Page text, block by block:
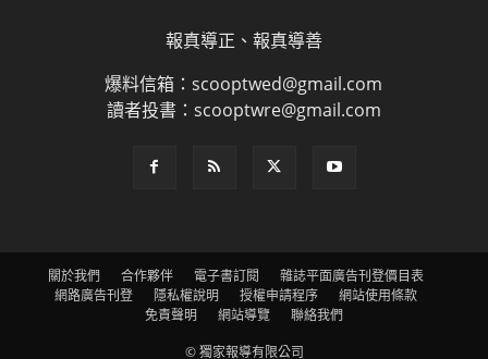
報真導正、報真導善
爆料信箱：scooptwed@gmail.com
讀者投書：scooptwre@gmail.com
關於我們 合作夥伴 電子書訂閱
雜誌平面廣告刊登價目表
網路廣告刊登
隱私權說明 授權申請程序
網站使用條款
免責聲明
網站導覽
聯絡我們
© 獨家報導有限公司